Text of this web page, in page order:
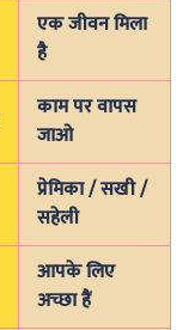
एक जीवन मिला
है
काम पर वापस
जाओ
प्रेमिका / सखी /
सहेली
आपके लिए
अच्छा हैं